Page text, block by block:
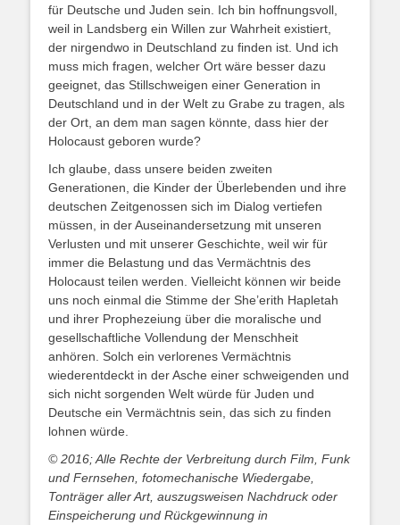
für Deutsche und Juden sein. Ich bin hoffnungsvoll,
weil in Landsberg ein Willen zur Wahrheit existiert,
der nirgendwo in Deutschland zu finden ist. Und ich
muss mich fragen, welcher Ort wäre besser dazu
geeignet, das Stillschweigen einer Generation in
Deutschland und in der Welt zu Grabe zu tragen, als
der Ort, an dem man sagen könnte, dass hier der
Holocaust geboren wurde?
Ich glaube, dass unsere beiden zweiten
Generationen, die Kinder der Überlebenden und ihre
deutschen Zeitgenossen sich im Dialog vertiefen
müssen, in der Auseinandersetzung mit unseren
Verlusten und mit unserer Geschichte, weil wir für
immer die Belastung und das Vermächtnis des
Holocaust teilen werden. Vielleicht können wir beide
uns noch einmal die Stimme der She’erith Hapletah
und ihrer Prophezeiung über die moralische und
gesellschaftliche Vollendung der Menschheit
anhören. Solch ein verlorenes Vermächtnis
wiederentdeckt in der Asche einer schweigenden und
sich nicht sorgenden Welt würde für Juden und
Deutsche ein Vermächtnis sein, das sich zu finden
lohnen würde.
© 2016; Alle Rechte der Verbreitung durch Film, Funk
und Fernsehen, fotomechanische Wiedergabe,
Tonträger aller Art, auszugsweisen Nachdruck oder
Einspeicherung und Rückgewinnung in